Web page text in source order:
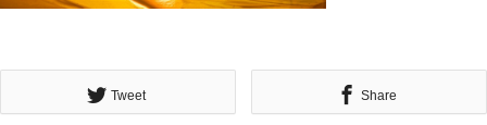
Tweet Share